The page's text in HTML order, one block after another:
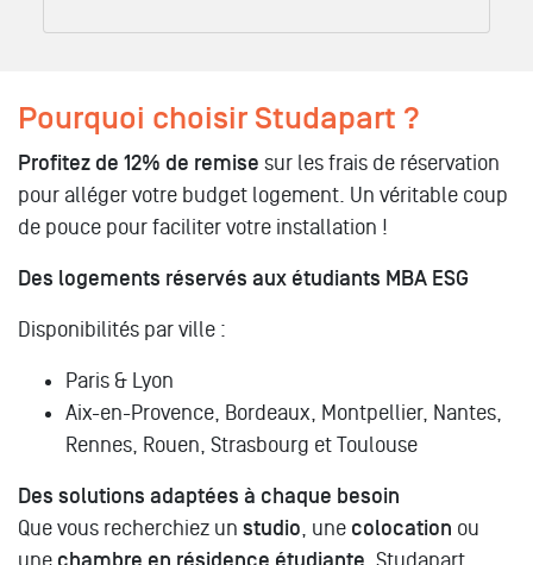
Pourquoi choisir Studapart ?
Profitez de 12% de remise sur les frais de réservation
pour alléger votre budget logement. Un véritable coup
de pouce pour faciliter votre installation !
Des logements réservés aux étudiants MBA ESG
Disponibilités par ville :
Paris & Lyon
Aix-en-Provence, Bordeaux, Montpellier, Nantes,
Rennes, Rouen, Strasbourg et Toulouse
Des solutions adaptées à chaque besoin
Que vous recherchiez un studio, une colocation ou